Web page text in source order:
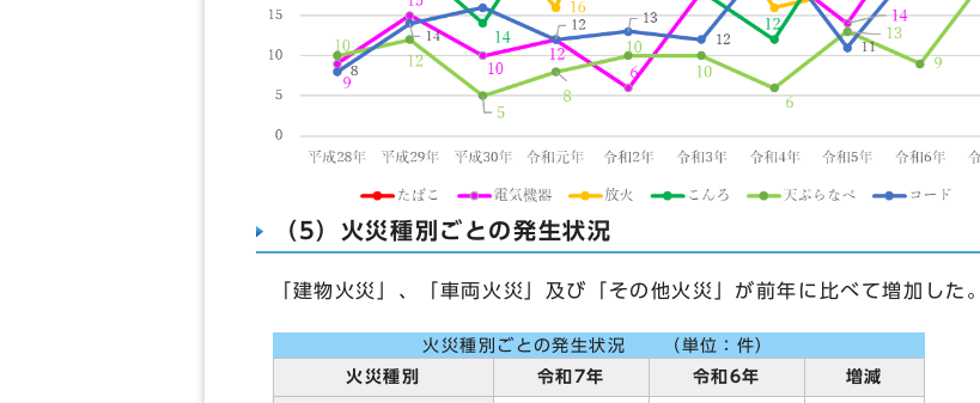
（5）火災種別ごとの発生状況
「建物火災」、「車両火災」及び「その他火災」が前年に比べて増加した。
火災種別ごとの発生状況 （単位：件）
火災種別
令和7年 令和6年 増減